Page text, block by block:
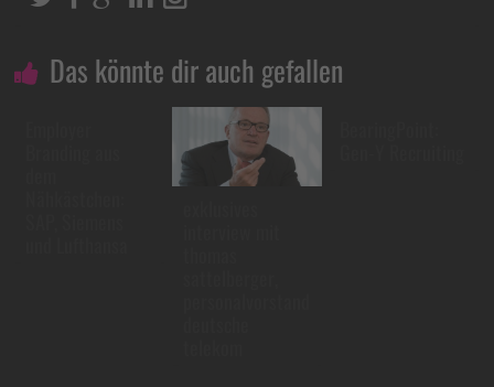
Das könnte dir auch gefallen